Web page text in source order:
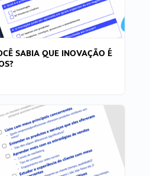
SABIA QUE INOVAÇÃO É